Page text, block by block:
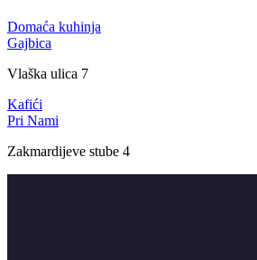
Domaća kuhinja
Gajbica
Vlaška ulica 7
Kafići
Pri Nami
Zakmardijeve stube 4